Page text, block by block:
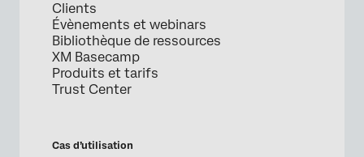
Clients
Évènements et webinars
Bibliothèque de ressources
XM Basecamp
Produits et tarifs
Trust Center
Cas d’utilisation